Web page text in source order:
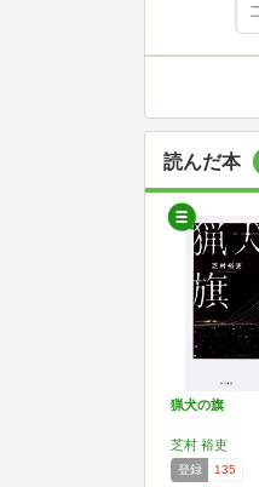
読んだ本
猟犬の旗
芝村 裕吏
登録 135